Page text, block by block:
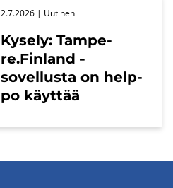
Ky­se­ly: Tam­pe­
re.Fin­land -​
sovellusta on help­
po käyt­tää
2.7.2026 | Uu­ti­nen